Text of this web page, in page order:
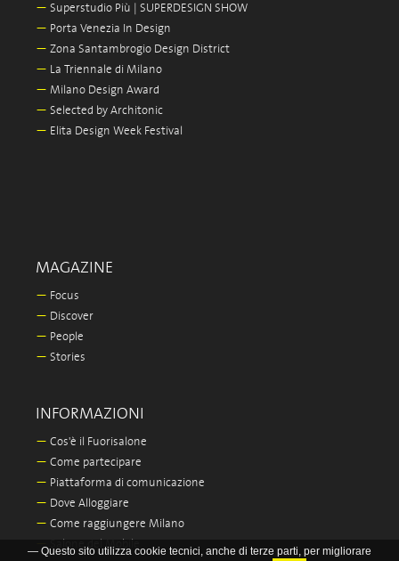
— Questo sito utilizza cookie tecnici, anche di terze parti, per migliorare
— Superstudio Più | SUPERDESIGN SHOW
— Porta Venezia In Design
— Zona Santambrogio Design District
— La Triennale di Milano
— Milano Design Award
— Selected by Architonic
— Elita Design Week Festival
MAGAZINE
— Focus
— Discover
— People
— Stories
INFORMAZIONI
— Cos'è il Fuorisalone
— Come partecipare
— Piattaforma di comunicazione
— Dove Alloggiare
— Come raggiungere Milano
—Salone del Mobile